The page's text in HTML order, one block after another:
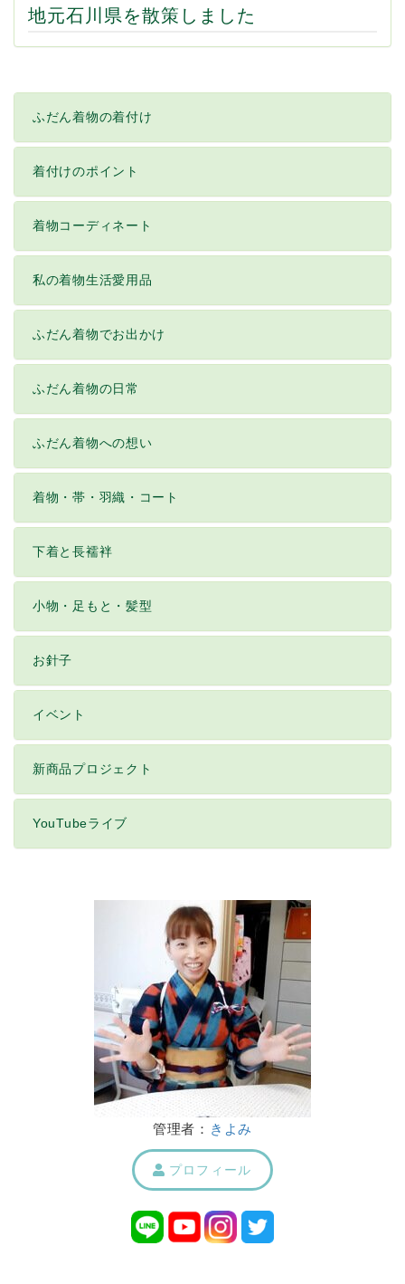
地元石川県を散策しました
ふだん着物の着付け
着付けのポイント
着物コーディネート
私の着物生活愛用品
ふだん着物でお出かけ
ふだん着物の日常
ふだん着物への想い
着物・帯・羽織・コート
下着と長襦袢
小物・足もと・髪型
お針子
イベント
新商品プロジェクト
YouTubeライブ
管理者： きよみ
プロフィール